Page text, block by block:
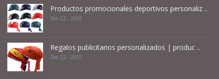
Productos promocionales deportivos personaliz ..
Dec 22 - 2025
Regalos publicitarios personalizados | produc ..
Dec 22 - 2025